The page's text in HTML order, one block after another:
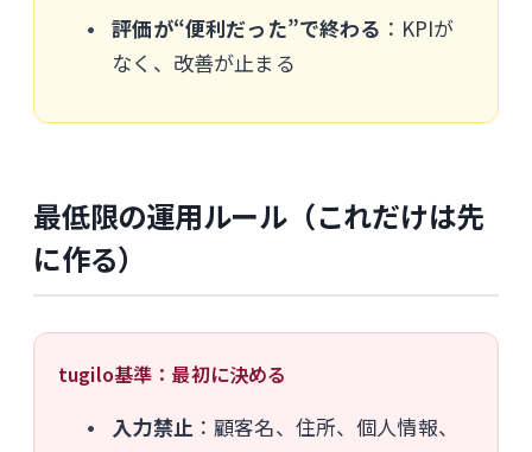
評価が“便利だった”で終わる ：KPIが
なく、改善が止まる
最低限の運用ルール（これだけは先
に作る）
tugilo基準：最初に決める
入力禁止：顧客名、住所、個人情報、